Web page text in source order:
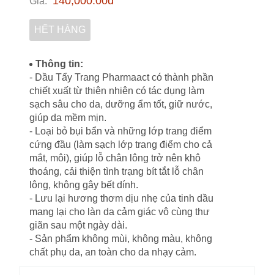
HẾT HÀNG
Thông tin:
- Dầu Tẩy Trang Pharmaact có thành phần
chiết xuất từ thiên nhiên có tác dụng làm
sạch sâu cho da, dưỡng ẩm tốt, giữ nước,
giúp da mềm mịn.
- Loại bỏ bụi bẩn và những lớp trang điểm
cứng đầu (làm sạch lớp trang điểm cho cả
mắt, môi), giúp lỗ chân lông trở nên khô
thoáng, cải thiện tình trạng bít tắt lỗ chân
lông, không gây bết dính.
- Lưu lại hương thơm dịu nhẹ của tinh dầu
mang lại cho làn da cảm giác vô cùng thư
giãn sau một ngày dài.
- Sản phẩm không mùi, không màu, không
chất phụ da, an toàn cho da nhạy cảm.